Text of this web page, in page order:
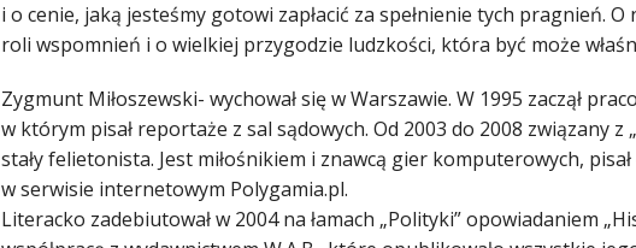
i o cenie, jaką jesteśmy gotowi zapłacić za spełnienie tych pragnień.
roli wspomnień i o wielkiej przygodzie ludzkości, która być może
Zygmunt Miłoszewski- wychował się w Warszawie. W 1995 zaczął
w którym pisał reportaże z sal sądowych. Od 2003 do 2008 związany
stały felietonista. Jest miłośnikiem i znawcą gier komputerowych,
w serwisie internetowym Polygamia.pl.
Literacko zadebiutował w 2004 na łamach „Polityki” opowiadaniem